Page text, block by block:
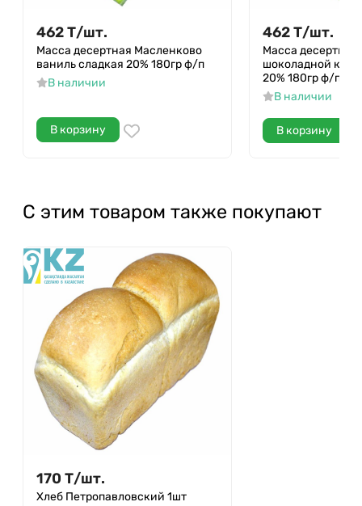
462Т/шт.
Масса десертная Масленково
ваниль сладкая 20% 180гр ф/п
В наличии
В корзину
462Т/шт.
Масса
шоколадной
20% 180гр ф/п
В наличии
В корзину
С этим товаром также покупают
170 Т/шт.
Хлеб Петропавловский 1шт